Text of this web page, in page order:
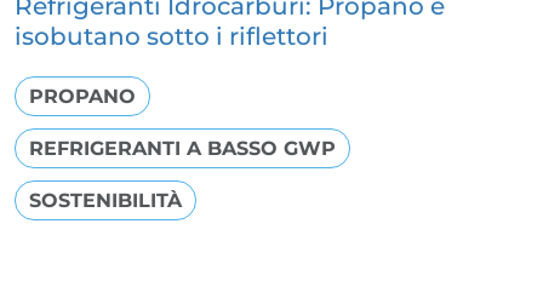
Refrigeranti Idrocarburi: Propano e
isobutano sotto i riflettori
PROPANO
REFRIGERANTI A BASSO GWP
SOSTENIBILITÀ